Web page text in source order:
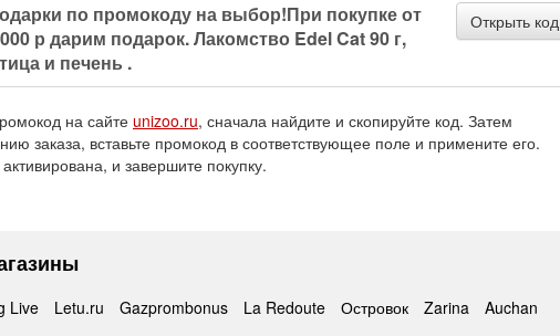
по промокоду на выбор!При покупке от
р дарим подарок. Лакомство Edel Cat 90 г,
и печень .
Открыть код
на сайте unizoo.ru, сначала найдите и скопируйте код. Затем
заказа, вставьте промокод в соответствующее поле и примените его.
и завершите покупку.
Live Letu.ru Gazprombonus La Redoute Островок Zarina Auchan